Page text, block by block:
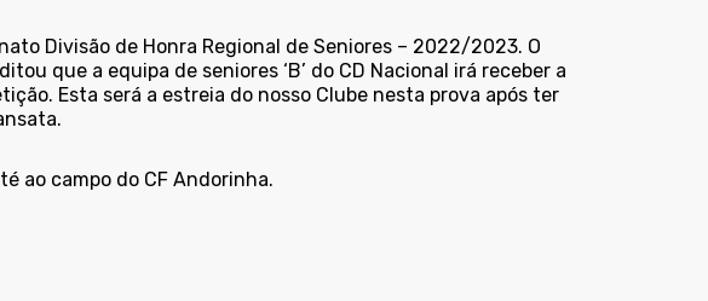
Divisão de Honra Regional de Seniores – 2022/2023. O
que a equipa de seniores ‘B’ do CD Nacional irá receber a
Esta será a estreia do nosso Clube nesta prova após ter
ao campo do CF Andorinha.